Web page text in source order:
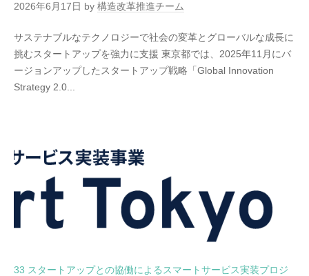
2026年6月17日 by 構造改革推進チーム
サステナブルなテクノロジーで社会の変革とグローバルな成長に
挑むスタートアップを強力に支援 東京都では、2025年11月にバ
ージョンアップしたスタートアップ戦略「Global Innovation
Strategy 2.0...
33 スタートアップとの協働によるスマートサービス実装プロジ